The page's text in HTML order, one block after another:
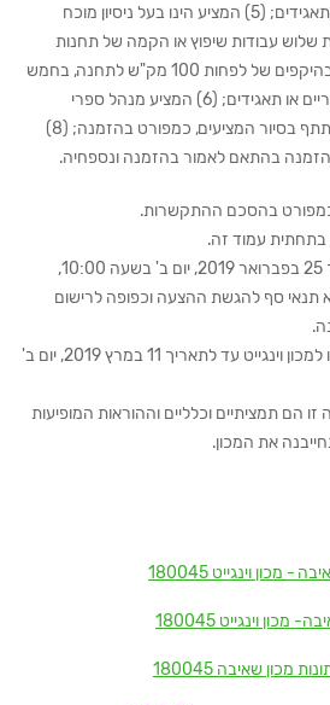
האחרונות, לגופים ציבוריים או תאגידים; (5) המציע הינו בעל ניסיון מוכח
שלוש עבודות שיפוץ או הקמה של תחנות
שאיבה/תחנות הסנקת ביוב, בהיקפים של לפחות 100 מק"ש לתחנה, בחמש
השנים האחרונות, לגופים ציבוריים או תאגידים; (6) המציע מנהל ספרי
חשבונות כדין; (7) המציע השתתף בסיור המציעים, כמפורט בהזמנה; (8)
בהתאם לאמור בהזמנה ונספחיה.
בהסכם ההתקשרות.
בתחתית עמוד זה.
תנאי סף להגשת ההצעה וכפופה לרישום
– על המציע להגיש את הצעתו למכון וינגייט עד לתאריך 11 במרץ 2019, יום ב'
הם תמציתיים וכלליים וההוראות המופיעות
את המכון.
וינגייט 180045
וינגייט 180045
מכון שאיבה 180045